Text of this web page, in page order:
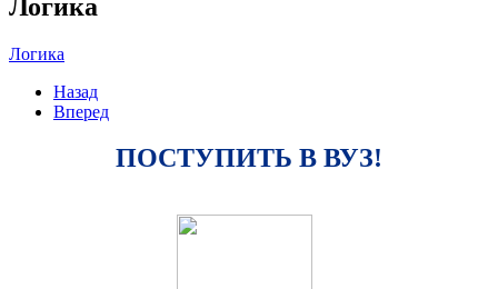
Логика
Логика
Назад
Вперед
ПОСТУПИТЬ В ВУЗ!